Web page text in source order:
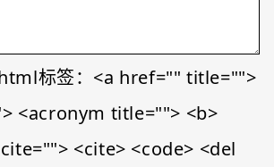
标签：<a href="" title="">
<acronym title=""> <b>
<cite> <code> <del